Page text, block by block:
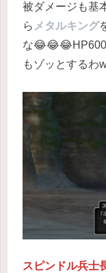
被ダメージも基
ら メタルキング
な😂😂😂HP600
もゾッとするわ
スピンドル兵士